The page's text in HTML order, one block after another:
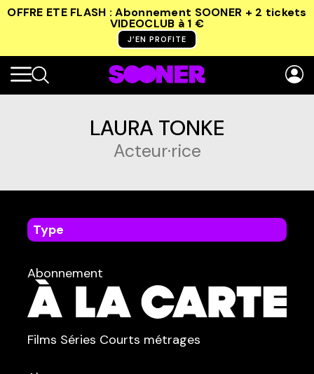
OFFRE ETE FLASH : Abonnement SOONER + 2 tickets
VIDEOCLUB à 1 €
J’EN PROFITE
LAURA TONKE
Acteur·rice
Type
Abonnement
Films Séries Courts métrages
Promo